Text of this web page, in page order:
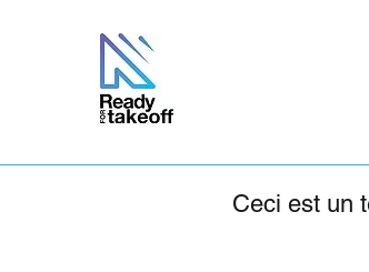
Ceci est un